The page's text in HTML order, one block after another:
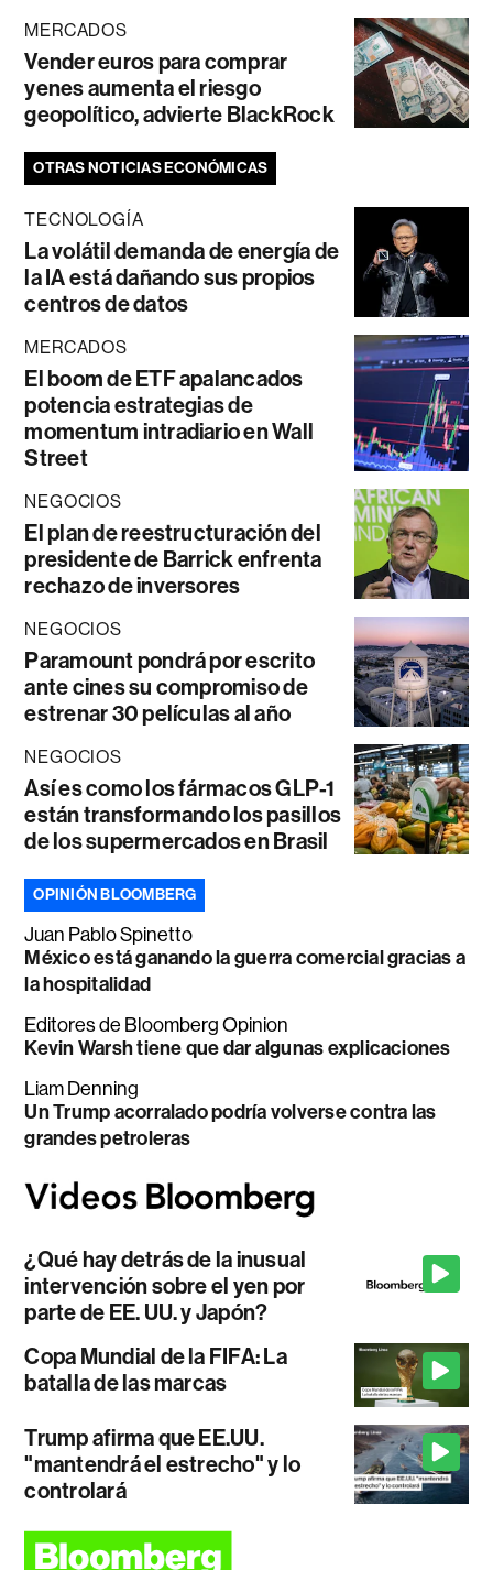
MERCADOS
Vender euros para comprar
yenes aumenta el riesgo
geopolítico, advierte BlackRock
OTRAS NOTICIAS ECONÓMICAS
TECNOLOGÍA
La volátil demanda de energía de
la IA está dañando sus propios
centros de datos
MERCADOS
El boom de ETF apalancados
potencia estrategias de
momentum intradiario en Wall
Street
NEGOCIOS
El plan de reestructuración del
presidente de Barrick enfrenta
rechazo de inversores
NEGOCIOS
Paramount pondrá por escrito
ante cines su compromiso de
estrenar 30 películas al año
NEGOCIOS
Así es como los fármacos GLP-1
están transformando los pasillos
de los supermercados en Brasil
OPINIÓN BLOOMBERG
Juan Pablo Spinetto
México está ganando la guerra comercial gracias a
la hospitalidad
Editores de Bloomberg Opinion
Kevin Warsh tiene que dar algunas explicaciones
Liam Denning
Un Trump acorralado podría volverse contra las
grandes petroleras
¿Qué hay detrás de la inusual
intervención sobre el yen por
parte de EE. UU. y Japón?
Copa Mundial de la FIFA: La
batalla de las marcas
Trump afirma que EE.UU.
"mantendrá el estrecho" y lo
controlará